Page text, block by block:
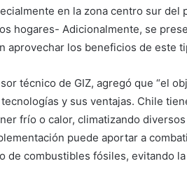
en la zona centro sur del
hogares- Adicionalmente, se
aprovechar los beneficios de este
técnico de GIZ, agregó que “el
y sus ventajas. Chile
frío o calor, climatizando
puede aportar a
de combustibles fósiles, evitando